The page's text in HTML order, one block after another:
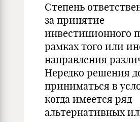
Степень
за принятие
инвестиционного
рамках того или
направления
Нередко решения
приниматься в
когда имеется ряд
альтернативных